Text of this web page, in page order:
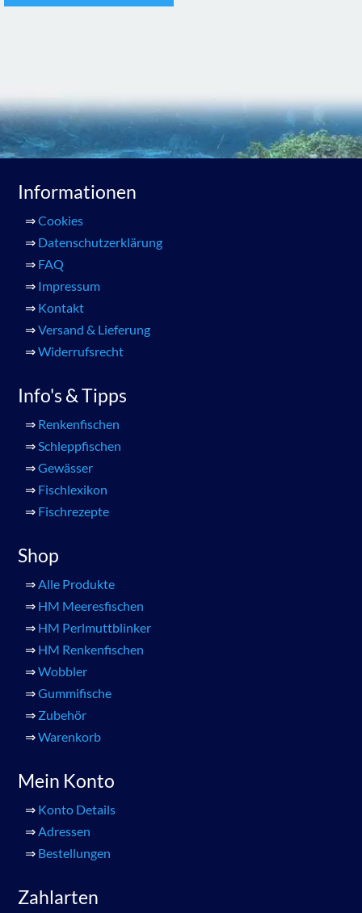
Informationen
⇒Cookies
⇒ Datenschutzerklärung
⇒ FAQ
⇒ Impressum
⇒ Kontakt
⇒Versand & Lieferung
⇒Widerrufsrecht
Info's & Tipps
⇒ Renkenfischen
⇒Schleppfischen
⇒Gewässer
⇒ Fischlexikon
⇒ Fischrezepte
Shop
⇒Alle Produkte
⇒ HM Meeresfischen
⇒ HM Perlmuttblinker
⇒ HM Renkenfischen
⇒Wobbler
⇒Gummifische
⇒ Zubehör
⇒Warenkorb
Mein Konto
⇒ Konto Details
⇒Adressen
⇒ Bestellungen
Zahlarten